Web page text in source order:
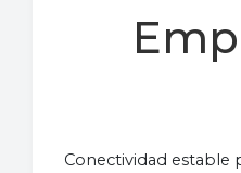
Conectividad estable